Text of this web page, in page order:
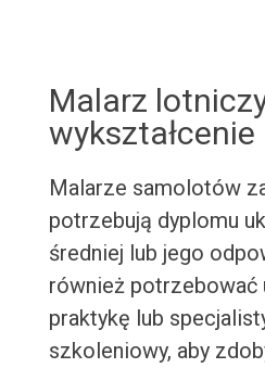
Malarz
wykształcenie
Malarze samolotów
potrzebują dyplomu
średniej lub jego
również potrzebować
praktykę lub
szkoleniowy, aby